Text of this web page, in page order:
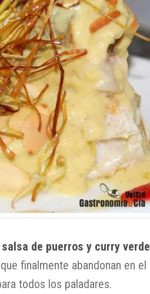
de puerros y curry verde
finalmente abandonan en el
todos los paladares.